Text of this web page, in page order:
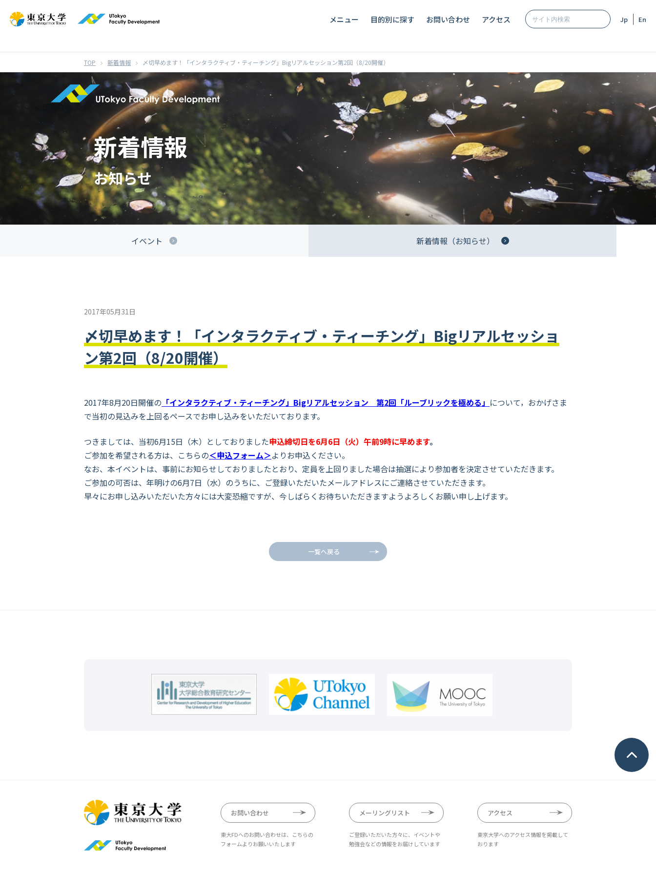
メニュー 目的別に探す お問い合わせ アクセス En
Jp
新着情報 〆切早めます！「インタラクティブ・ティーチング」Bigリアルセッション第2回（8/20開催）
新着情報
お知らせ
イベント 新着情報（お知らせ）
2017年05月31日
〆切早めます！「インタラクティブ・ティーチング」Bigリアルセッショ
ン第2回（8/20開催）
2017年8月20日開催の 「インタラクティブ・ティーチング」Bigリアルセッション 第2回「ルーブリックを極める」 について，おかげさま
で当初の見込みを上回るペースでお申し込みをいただいております。
つきましては、当初6月15日（木） としておりました申込締切日を6月6日（火）午前9時に早めます。
ご参加を希望される方は、こちらの＜申込フォーム＞よりお申込ください。
なお、本イベントは、事前にお知らせしておりましたとおり、 定員を上回りました場合は抽選により参加者を決定させていただき ます。
ご参加の可否は、年明けの6月7日（水）のうちに、 ご登録いただいたメールアドレスにご連絡させていただきます。
早々にお申し込みいただいた方々には大変恐縮ですが、今しばらくお待ちいただきますようよろしくお願い申し上げます。
一覧へ戻る
お問い合わせ
東大FDへのお問い合わせは、こちらの
フォームよりお願いいたします
メーリングリスト
ご登録いただいた方々に、イベントや
勉強会などの情報をお届けしています
アクセス
東京大学へのアクセス情報を掲載して
おります